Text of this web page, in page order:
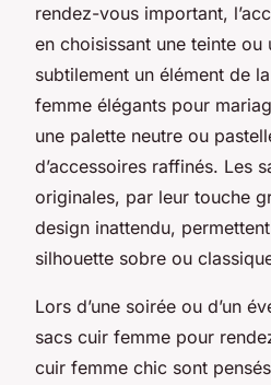
rendez-vous important,
en choisissant une teinte
subtilement un élément de
femme élégants pour
une palette neutre ou
d’accessoires raffinés. Les
originales, par leur touche
design inattendu,
silhouette sobre ou
Lors d’une soirée ou d’un
sacs cuir femme pour
cuir femme chic sont